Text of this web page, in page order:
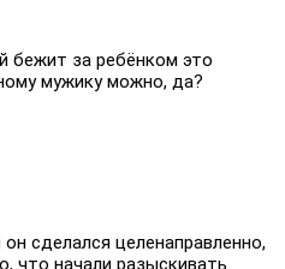
бежит за ребёнком это
мужику можно, да?
сделался целенаправленно,
что начали разыскивать.